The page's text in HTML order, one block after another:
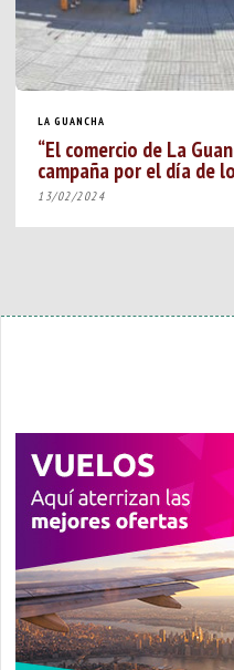
LA GUANCHA
“El comercio de La
campaña por el día de
13/02/2024